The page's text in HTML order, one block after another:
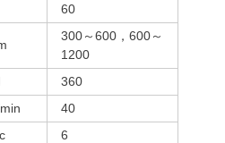
60
300～600，600～
1200
360
40
6